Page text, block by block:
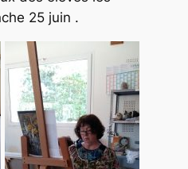
25 juin .